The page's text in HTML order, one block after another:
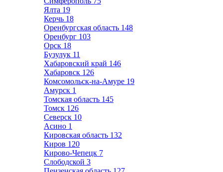
Ялта 19
Керчь 18
Оренбургская область 148
Оренбург 103
Орск 18
Бузулук 11
Хабаровский край 146
Хабаровск 126
Комсомольск-на-Амуре 19
Амурск 1
Томская область 145
Томск 126
Северск 10
Асино 1
Кировская область 132
Киров 120
Кирово-Чепецк 7
Слободской 3